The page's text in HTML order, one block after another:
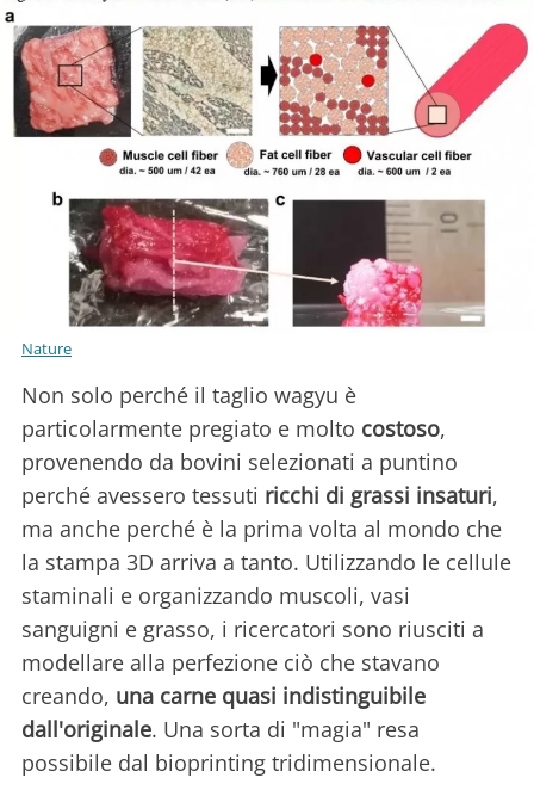
Nature
Non solo perché il taglio wagyu è
particolarmente pregiato e molto costoso,
provenendo da bovini selezionati a puntino
perché avessero tessuti ricchi di grassi insaturi,
ma anche perché è la prima volta al mondo che
la stampa 3D arriva a tanto. Utilizzando le cellule
staminali e organizzando muscoli, vasi
sanguigni e grasso, i ricercatori sono riusciti a
modellare alla perfezione ciò che stavano
creando, una carne quasi indistinguibile
dall'originale. Una sorta di "magia" resa
possibile dal bioprinting tridimensionale.